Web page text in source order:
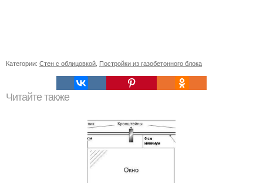
Категории: Стен с облицовкой Постройки из газобетонного блока
Читайте также